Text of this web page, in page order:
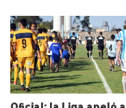
c
o
r
r
e
o